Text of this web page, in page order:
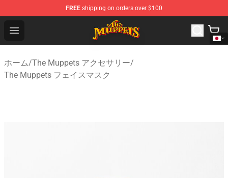
FREE shipping on orders over $100
Open menu
The Muppets Store - Official The Muppets Merchandise
ホーム/The Muppets アクセサリー/
The Muppets フェイスマスク